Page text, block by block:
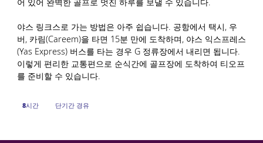
야스 링크스로 가는 방법은 아주 쉽습니다. 공항에서 택시, 우
버, 카림(Careem)을 타면 15분 만에 도착하며, 야스 익스프레스
(Yas Express) 버스를 타는 경우 G 정류장에서 내리면 됩니다.
이렇게 편리한 교통편으로 순식간에 골프장에 도착하여 티오프
를 준비할 수 있습니다.
8시간 단기간 경유